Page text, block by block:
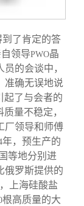
了肯定的答
领导PWO晶
的会谈中，
准确无误地说
起了与会者的
量不稳定，
厂领导和师傅
年，预生产的
等地分别进
俄罗斯提供的
上海硅酸盐
根高质量的大